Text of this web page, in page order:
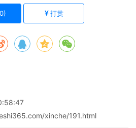
0) 打赏
xinche/191.html